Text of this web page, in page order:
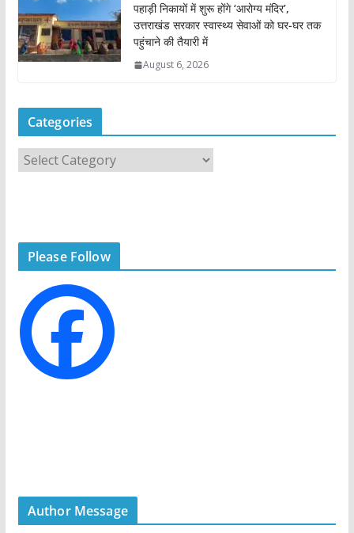
पहाड़ी निकायों में शुरू होंगे ‘आरोग्य मंदिर’,
उत्तराखंड सरकार स्वास्थ्य सेवाओं को घर-घर तक
पहुंचाने की तैयारी में
August 6, 2026
Categories
e
s
Please Follow
Author Message